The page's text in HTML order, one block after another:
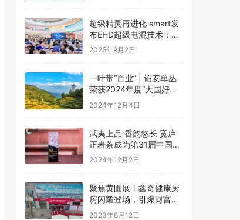
超级精灵再进化 smart发
布EHD超级电混技术：每
一程，比增程更成
2025年9月2日
一叶带“百业” | 诏安单丛
荣获2024年度“大国好货·
一县一品”特色品牌
2024年12月4日
武夷上品 香韵悠长 宽庐
正岩茶成为第31届中国国
际广告节唯一指定茶叶品
2024年12月2日
聚焦黄圃展丨鑫奇健康厨
房闪耀登场，引爆财富盛
宴
2023年8月12日